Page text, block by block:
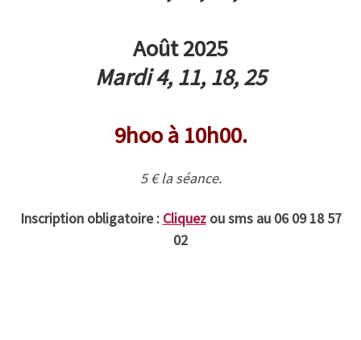
Août 2025
Mardi 4, 11, 18, 25
9hoo à 10h00.
5 € la séance.
Inscription obligatoire : Cliquezou sms au 06 09 18 57
02